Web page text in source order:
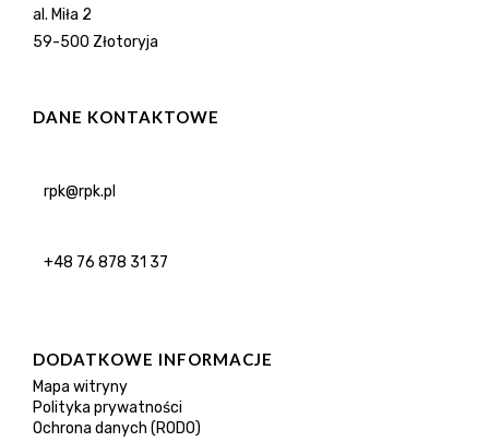
al. Miła 2
59-500 Złotoryja
DANE KONTAKTOWE
rpk@rpk.pl
+48 76 878 31 37
DODATKOWE INFORMACJE
Mapa witryny
Polityka prywatności
Ochrona danych (RODO)